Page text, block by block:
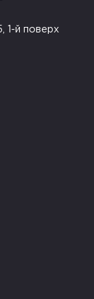
1-й поверх